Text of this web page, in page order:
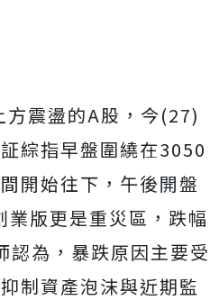
震盪的A股，今(27)
綜指早盤圍繞在3050
開始往下，午後開盤
版更是重災區，跌幅
認為，暴跌原因主要受
制資產泡沫與近期監